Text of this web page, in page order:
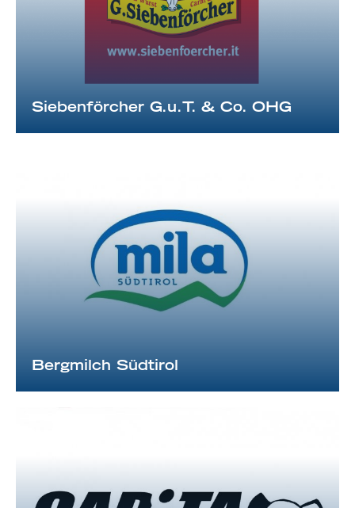
Siebenförcher G.u.T. & Co. OHG
Bergmilch Südtirol